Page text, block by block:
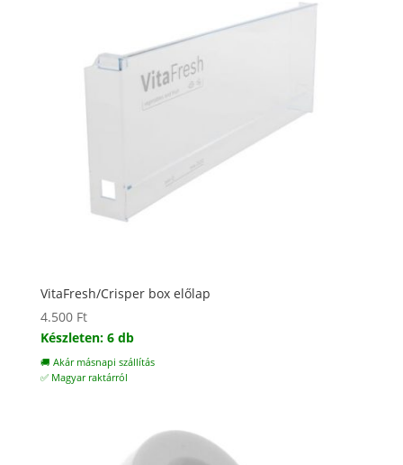
VitaFresh/Crisper box előlap
4.500 Ft
Készleten: 6 db
🚚 Akár másnapi szállítás
✅ Magyar raktárról